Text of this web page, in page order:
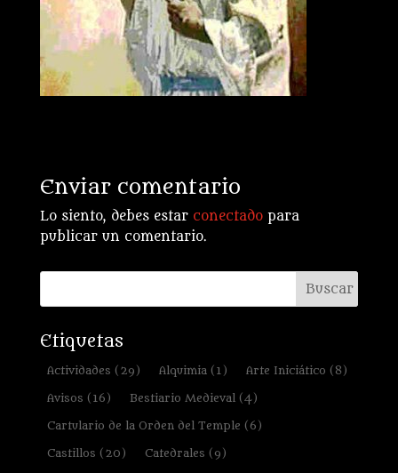
Enviar comentario
Lo siento, debes estar conectadopara
publicar un comentario.
Etiquetas
Actividades (29) Alquimia(1) Arte Iniciático (8)
Avisos (16) Bestiario Medieval(4)
Cartulario de la Orden del Temple (6)
Castillos (20) Catedrales (9)